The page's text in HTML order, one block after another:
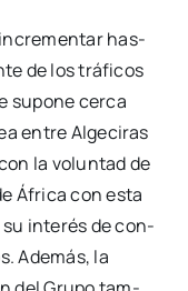
incre­men­tar has­
de los trá­fi­cos
supo­ne cer­ca
entre Alge­ci­ras
la volun­tad de
Áfri­ca con esta
su inte­rés de con­
Ade­más, la